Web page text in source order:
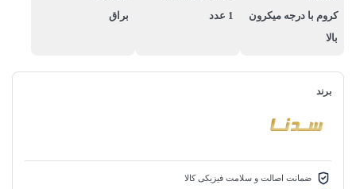
کروم با درجه میکرون
بالا
1 عدد
براق
برند
ضمانت اصالت و سلامت فیزیکی کالا